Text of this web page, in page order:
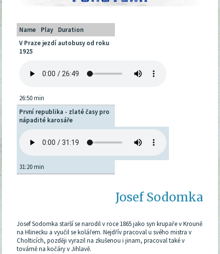
Name Play
Duration
V Praze jezdí autobusy od roku
1925
26:50 min
První republika - zlaté časy pro
nápadité karosáře
31:20 min
Josef Sodomka
Josef Sodomka starší se narodil v roce 1865 jako syn krupaře v Krouně
na Hlinecku a vyučil se kolářem. Nejdřív pracoval u svého mistra v
Cholticích, později vyrazil na zkušenou i jinam, pracoval také v
továrně na kočáry v Jihlavě.